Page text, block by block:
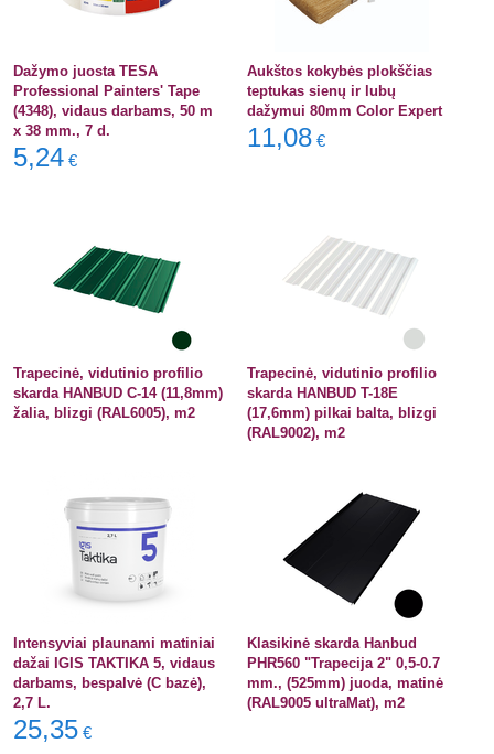
Dažymo juosta TESA
Professional Painters' Tape
(4348), vidaus darbams, 50 m
x 38 mm., 7 d.
5,24 €
Aukštos kokybės plokščias
teptukas sienų ir lubų
dažymui 80mm Color Expert
11,08 €
Trapecinė, vidutinio profilio
skarda HANBUD C-14 (11,8mm)
žalia, blizgi (RAL6005), m2
Trapecinė, vidutinio profilio
skarda HANBUD T-18E
(17,6mm) pilkai balta, blizgi
(RAL9002), m2
Intensyviai plaunami matiniai
dažai IGIS TAKTIKA 5, vidaus
darbams, bespalvė (C bazė),
2,7 L.
25,35 €
Klasikinė skarda Hanbud
PHR560 "Trapecija 2" 0,5-0.7
mm., (525mm) juoda, matinė
(RAL9005 ultraMat), m2